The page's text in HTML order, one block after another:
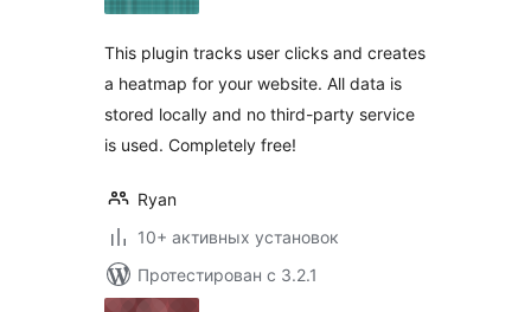
This plugin tracks user clicks and creates
a heatmap for your website. All data is
stored locally and no third-party service
is used. Completely free!
Ryan
10+ активных установок
Протестирован с 3.2.1